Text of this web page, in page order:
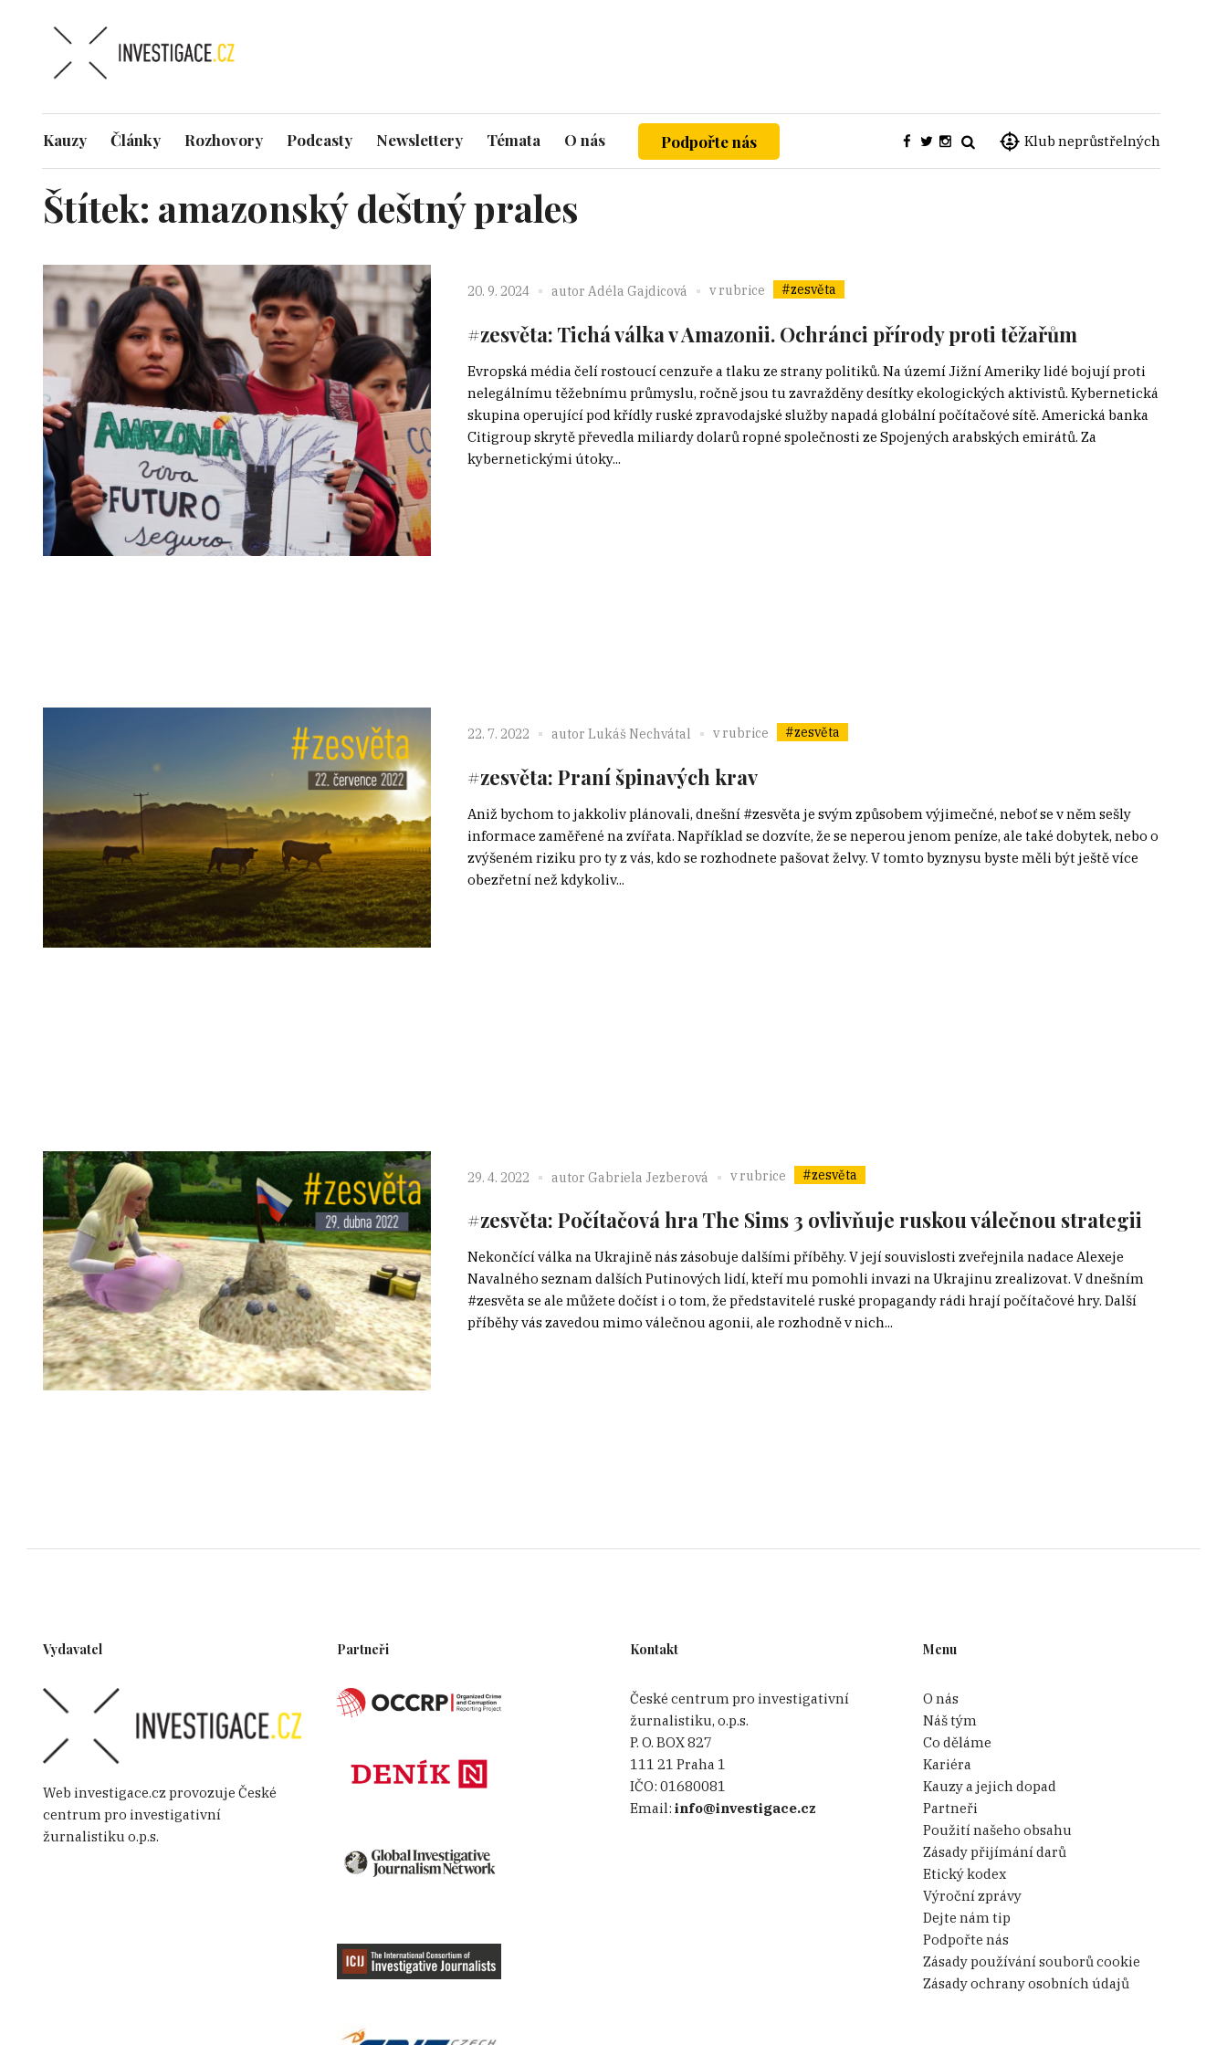
Klub neprůstřelných
Kauzy Články Rozhovory Podcasty Newslettery Témata O nás Podpořte nás
Štítek: amazonský deštný prales
20. 9. 2024 autor Adéla Gajdicová v rubrice #zesvěta
#zesvěta: Tichá válka v Amazonii. Ochránci přírody proti těžařům
Evropská média čelí rostoucí cenzuře a tlaku ze strany politiků. Na území Jižní Ameriky lidé bojují proti
nelegálnímu těžebnímu průmyslu, ročně jsou tu zavražděny desítky ekologických aktivistů. Kybernetická
skupina operující pod křídly ruské zpravodajské služby napadá globální počítačové sítě. Americká banka
Citigroup skrytě převedla miliardy dolarů ropné společnosti ze Spojených arabských emirátů. Za
kybernetickými útoky...
22. 7. 2022 autor Lukáš Nechvátal v rubrice #zesvěta
#zesvěta: Praní špinavých krav
Aniž bychom to jakkoliv plánovali, dnešní #zesvěta je svým způsobem výjimečné, neboť se v něm sešly
informace zaměřené na zvířata. Například se dozvíte, že se neperou jenom peníze, ale také dobytek, nebo o
zvýšeném riziku pro ty z vás, kdo se rozhodnete pašovat želvy. V tomto byznysu byste měli být ještě více
obezřetní než kdykoliv...
29. 4. 2022 autor Gabriela Jezberová v rubrice #zesvěta
#zesvěta: Počítačová hra The Sims 3 ovlivňuje ruskou válečnou strategii
Nekončící válka na Ukrajině nás zásobuje dalšími příběhy. V její souvislosti zveřejnila nadace Alexeje
Navalného seznam dalších Putinových lidí, kteří mu pomohli invazi na Ukrajinu zrealizovat. V dnešním
#zesvěta se ale můžete dočíst i o tom, že představitelé ruské propagandy rádi hrají počítačové hry. Další
příběhy vás zavedou mimo válečnou agonii, ale rozhodně v nich...
Vydavatel
Web investigace.cz provozuje České
centrum pro investigativní
žurnalistiku o.p.s.
Partneři Kontakt
České centrum pro investigativní
žurnalistiku, o.p.s.
P. O. BOX 827
111 21 Praha 1
IČO: 01680081
Email: info@investigace.cz
Menu
O nás
Náš tým
Co děláme
Kariéra
Kauzy a jejich dopad
Partneři
Použití našeho obsahu
Zásady přijímání darů
Etický kodex
Výroční zprávy
Dejte nám tip
Podpořte nás
Zásady používání souborů cookie
Zásady ochrany osobních údajů